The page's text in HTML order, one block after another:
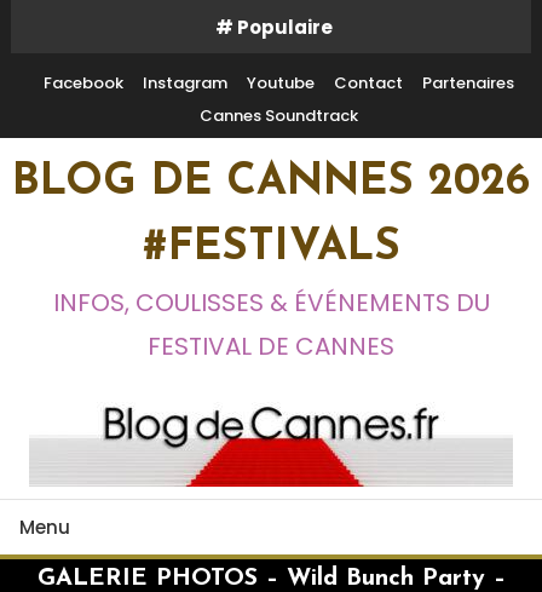
Content
# Populaire
Facebook Instagram Youtube Contact
Partenaires
Cannes Soundtrack
BLOG DE CANNES 2026
#FESTIVALS
INFOS, COULISSES & ÉVÉNEMENTS DU
FESTIVAL DE CANNES
Menu
GALERIE PHOTOS – Wild Bunch Party –